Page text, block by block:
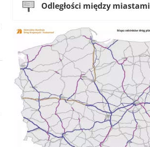
Odległości między miastami